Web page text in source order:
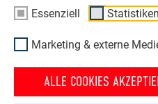
Essenziell
Marketing & externe
ALLE COOKIES
fordern Sie den
unseren Produkten an.